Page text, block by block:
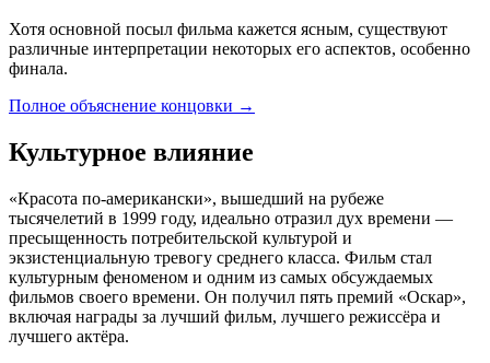
Хотя основной посыл фильма кажется ясным, существуют
различные интерпретации некоторых его аспектов, особенно
финала.
Полное объяснение концовки →
Культурное влияние
«Красота по-американски», вышедший на рубеже
тысячелетий в 1999 году, идеально отразил дух времени —
пресыщенность потребительской культурой и
экзистенциальную тревогу среднего класса. Фильм стал
культурным феноменом и одним из самых обсуждаемых
фильмов своего времени. Он получил пять премий «Оскар»,
включая награды за лучший фильм, лучшего режиссёра и
лучшего актёра.